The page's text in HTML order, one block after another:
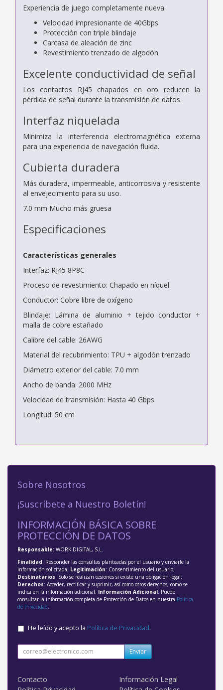
Experiencia de juego completamente nueva
Velocidad impresionante de 40Gbps
Protección con triple blindaje
Carcasa de aleación de zinc
Revestimiento trenzado de algodón
Excelente conductividad de señal
Los contactos RJ45 chapados en oro reducen la
pérdida de señal durante la transmisión de datos.
Interfaz niquelada
Minimiza la interferencia electromagnética externa
para una experiencia de navegación fluida.
Cubierta duradera
Más duradera, impermeable, anticorrosiva y resistente
al envejecimiento para su uso.
7.0 mm Mucho más gruesa
Especificaciones
Características generales
Interfaz: RJ45 8P8C
Proceso de revestimiento: Chapado en níquel
Conductor: Cobre libre de oxígeno
Blindaje: Lámina de aluminio + tejido conductor +
malla de cobre estañado
Calibre del cable: 26AWG
Material del recubrimiento: TPU + algodón trenzado
Diámetro exterior del cable: 7.0 mm
Ancho de banda: 2000 MHz
Velocidad de transmisión: Hasta 40 Gbps
Longitud: 50 cm
Sobre Nosotros
¡Suscríbete a Nuestro Boletín!
INFORMACIÓN BÁSICA SOBRE
PROTECCIÓN DE DATOS
Responsable: WORK DIGITAL, S.L.
Finalidad: Responder las consultas planteadas por el usuario y enviarle la
información solicitada; Legitimación: Consentimiento del usuario;
Destinatarios: Solo se realizan cesiones si existe una obligación legal;
Derechos: Acceder, rectificar y suprimir, así como otros derechos, como se
indica en la información adicional; Información Adicional: Puede
consultar la información completa de Protección de Datos en nuestra Política
de Privacidad
He leído y acepto la Política de Privacidad.
Enviar
Contacto
Información Legal